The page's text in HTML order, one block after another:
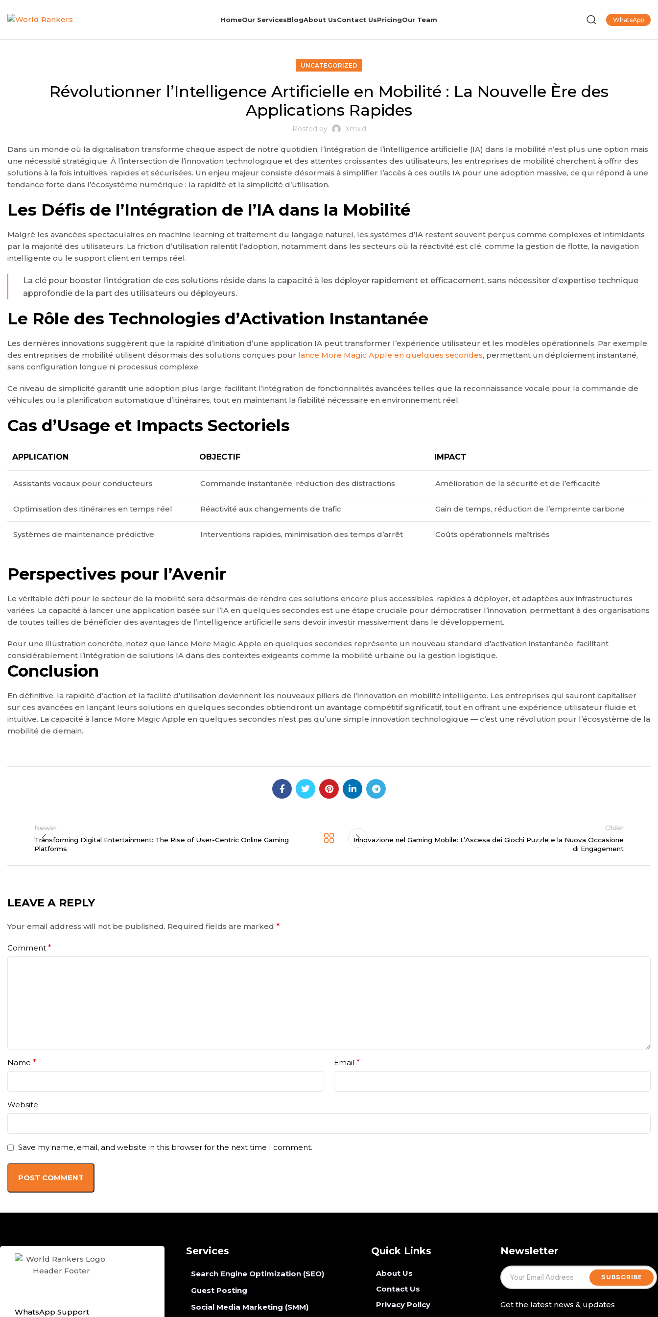
HomeOur ServicesBlogAbout UsContact UsPricingOur Team WhatsApp
UNCATEGORIZED
Révolutionner l’Intelligence Artificielle en Mobilité : La Nouvelle Ère des
Applications Rapides
Posted by Xmxid
Dans un monde où la digitalisation transforme chaque aspect de notre quotidien, l’intégration de l’intelligence artificielle (IA) dans la mobilité n’est plus une option mais
une nécessité stratégique. À l’intersection de l’innovation technologique et des attentes croissantes des utilisateurs, les entreprises de mobilité cherchent à offrir des
solutions à la fois intuitives, rapides et sécurisées. Un enjeu majeur consiste désormais à simplifier l’accès à ces outils IA pour une adoption massive, ce qui répond à une
tendance forte dans l’écosystème numérique : la rapidité et la simplicité d’utilisation.
Les Défis de l’Intégration de l’IA dans la Mobilité
Malgré les avancées spectaculaires en machine learning et traitement du langage naturel, les systèmes d’IA restent souvent perçus comme complexes et intimidants
par la majorité des utilisateurs. La friction d’utilisation ralentit l’adoption, notamment dans les secteurs où la réactivité est clé, comme la gestion de flotte, la navigation
intelligente ou le support client en temps réel.
La clé pour booster l’intégration de ces solutions réside dans la capacité à les déployer rapidement et efficacement, sans nécessiter d’expertise technique
approfondie de la part des utilisateurs ou déployeurs.
Le Rôle des Technologies d’Activation Instantanée
Les dernières innovations suggèrent que la rapidité d’initiation d’une application IA peut transformer l’expérience utilisateur et les modèles opérationnels. Par exemple,
des entreprises de mobilité utilisent désormais des solutions conçues pour lance More Magic Apple en quelques secondes, permettant un déploiement instantané,
sans configuration longue ni processus complexe.
Ce niveau de simplicité garantit une adoption plus large, facilitant l’intégration de fonctionnalités avancées telles que la reconnaissance vocale pour la commande de
véhicules ou la planification automatique d’itinéraires, tout en maintenant la fiabilité nécessaire en environnement réel.
Cas d’Usage et Impacts Sectoriels
APPLICATION OBJECTIF IMPACT
Assistants vocaux pour conducteurs Commande instantanée, réduction des distractions Amélioration de la sécurité et de l’efficacité
Optimisation des itinéraires en temps réel Réactivité aux changements de trafic Gain de temps, réduction de l’empreinte carbone
Systèmes de maintenance prédictive Interventions rapides, minimisation des temps d’arrêt Coûts opérationnels maîtrisés
Perspectives pour l’Avenir
Le véritable défi pour le secteur de la mobilité sera désormais de rendre ces solutions encore plus accessibles, rapides à déployer, et adaptées aux infrastructures
variées. La capacité à lancer une application basée sur l’IA en quelques secondes est une étape cruciale pour démocratiser l’innovation, permettant à des organisations
de toutes tailles de bénéficier des avantages de l’intelligence artificielle sans devoir investir massivement dans le développement.
Pour une illustration concrète, notez que lance More Magic Apple en quelques secondes représente un nouveau standard d’activation instantanée, facilitant
considérablement l’intégration de solutions IA dans des contextes exigeants comme la mobilité urbaine ou la gestion logistique.
Conclusion
En définitive, la rapidité d’action et la facilité d’utilisation deviennent les nouveaux piliers de l’innovation en mobilité intelligente. Les entreprises qui sauront capitaliser
sur ces avancées en lançant leurs solutions en quelques secondes obtiendront un avantage compétitif significatif, tout en offrant une expérience utilisateur fluide et
intuitive. La capacité à lance More Magic Apple en quelques secondes n’est pas qu’une simple innovation technologique — c’est une révolution pour l’écosystème de la
mobilité de demain.
Newer
Transforming Digital Entertainment: The Rise of User-Centric Online Gaming
Platforms
Older
Innovazione nel Gaming Mobile: L’Ascesa dei Giochi Puzzle e la Nuova Occasione
di Engagement
LEAVE A REPLY
Your email address will not be published. Required fields are marked *
Comment *
Name * Email *
Website
Save my name, email, and website in this browser for the next time I comment.
WhatsApp Support
Services
Search Engine Optimization (SEO)
Guest Posting
Social Media Marketing (SMM)
Quick Links
About Us
Contact Us
Privacy Policy
Newsletter
SUBSCRIBE
Get the latest news & updates